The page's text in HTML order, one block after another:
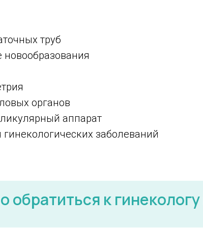
труб
органов
аппарат
заболеваний
обратиться к